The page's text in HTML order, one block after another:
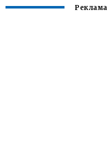
Реклама